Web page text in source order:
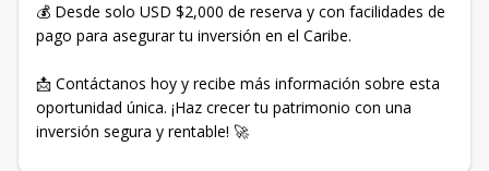
💰 Desde solo USD $2,000 de reserva y con facilidades de
pago para asegurar tu inversión en el Caribe.
📩 Contáctanos hoy y recibe más información sobre esta
oportunidad única. ¡Haz crecer tu patrimonio con una
inversión segura y rentable! 🚀